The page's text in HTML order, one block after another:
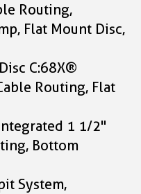
Routing,
Flat Mount Disc,
C:68X®
Routing, Flat
Integrated 1 1/2"
Bottom
System,